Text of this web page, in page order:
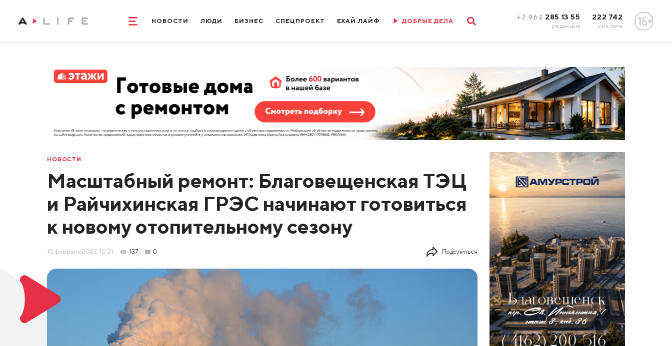
НОВОСТИ ЛЮДИ БИЗНЕС СПЕЦПРОЕКТ ЕХАЙ.ЛАЙФ ДОБРЫЕ ДЕЛА +7 962 285 13 55
редакция
222 742
реклама
НОВОСТИ
Масштабный ремонт: Благовещенская ТЭЦ
и Райчихинская ГРЭС начинают готовиться
к новому отопительному сезону
10 февраля 2022, 10:21 137 0 Поделиться